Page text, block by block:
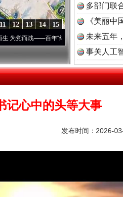
15
14
13
12
11
——百年“纪”事⑧加强纪律.. ·[视频]牢记初心
多部门联
《美丽中
未来五年
事关人工
记心中的头等大事
发布时间：2026-